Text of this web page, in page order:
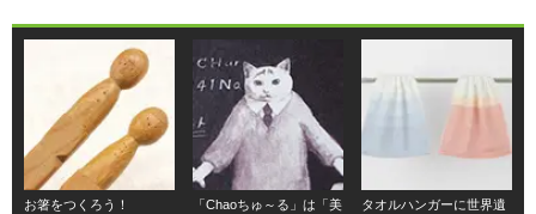
お箸をつくろう！ 「Chaoちゅ～る」は「美 タオルハンガーに世界遺